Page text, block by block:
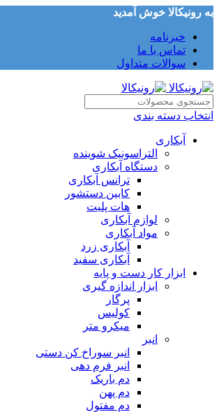
به رونیکالا خوش آمدید
خبرنامه
تماس با ما
سوالات متداول
انتخاب دسته بندی
آبکاری
التراسونیک شوینده
دستگاه آبکاری
ترانس آبکاری
کابین دستشور
هات پلیت
لوازم آبکاری
مواد آبکاری
آبکاری زرد
آبکاری سفید
ابزار کار دست و پایه
ابزار اندازه گیری
پرگار
کولیس
میکرو متر
انبر
انبر سوراخ کن دستی
انبر فرم دهی
دم باریک
دم پهن
دم مفتول